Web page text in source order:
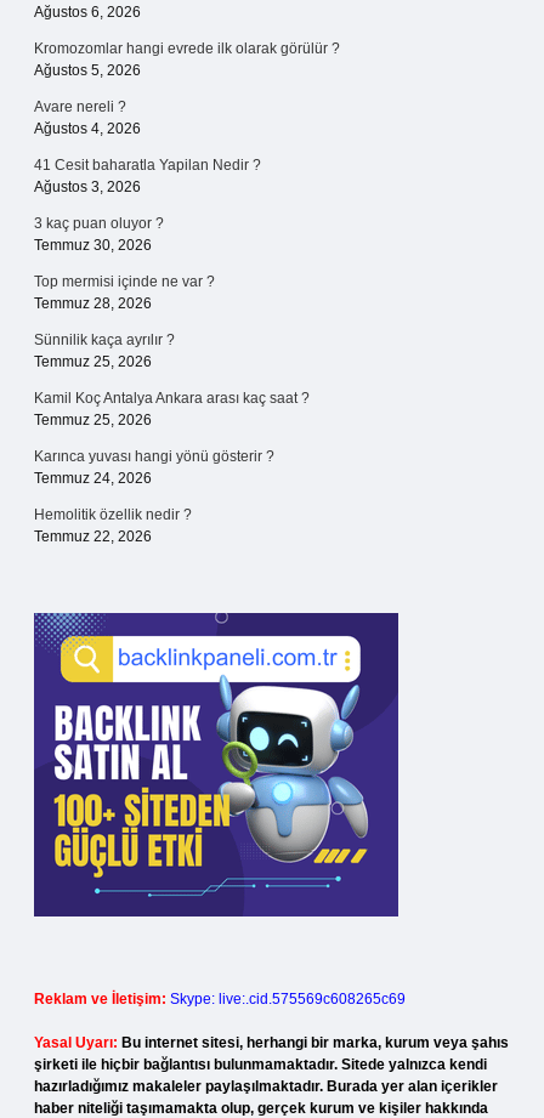
Ağustos 6, 2026
Kromozomlar hangi evrede ilk olarak görülür ?
Ağustos 5, 2026
Avare nereli ?
Ağustos 4, 2026
41 Cesit baharatla Yapilan Nedir ?
Ağustos 3, 2026
3 kaç puan oluyor ?
Temmuz 30, 2026
Top mermisi içinde ne var ?
Temmuz 28, 2026
Sünnilik kaça ayrılır ?
Temmuz 25, 2026
Kamil Koç Antalya Ankara arası kaç saat ?
Temmuz 25, 2026
Karınca yuvası hangi yönü gösterir ?
Temmuz 24, 2026
Hemolitik özellik nedir ?
Temmuz 22, 2026
Reklam ve İletişim: Skype: live:.cid.575569c608265c69
Yasal Uyarı: Bu internet sitesi, herhangi bir marka, kurum veya şahıs
şirketi ile hiçbir bağlantısı bulunmamaktadır. Sitede yalnızca kendi
hazırladığımız makaleler paylaşılmaktadır. Burada yer alan içerikler
haber niteliği taşımamakta olup, gerçek kurum ve kişiler hakkında